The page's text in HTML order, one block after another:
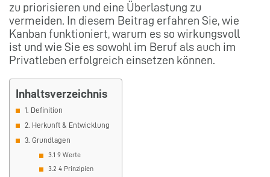
zu priorisieren und eine Überlastung zu
vermeiden. In diesem Beitrag erfahren Sie, wie
Kanban funktioniert, warum es so wirkungsvoll
ist und wie Sie es sowohl im Beruf als auch im
Privatleben erfolgreich einsetzen können.
Inhaltsverzeichnis
1. Definition
2. Herkunft & Entwicklung
3. Grundlagen
3.1 9 Werte
3.2 4 Prinzipien